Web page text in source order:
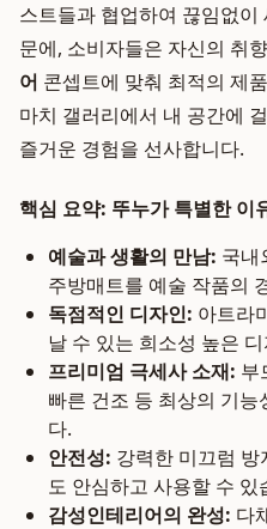
스트들과 협업하여 끊임없
문에, 소비자들은 자신의 취
어 콘셉트에 맞춰 최적의 제
마치 갤러리에서 내 공간에
즐거운 경험을 선사합니다.
핵심 요약: 뚜누가 특별한 이
예술과 생활의 만남: 국내
주방매트를 예술 작품의
독점적인 디자인: 아트라
날 수 있는 희소성 높은
프리미엄 극세사 소재: 부
빠른 건조 등 최상의 기
다.
안전성: 강력한 미끄럼
도 안심하고 사용할 수 있
감성인테리어의 완성: 다